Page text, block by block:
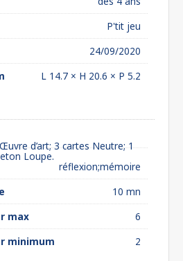
P'tit jeu
24/09/2020
L 14.7 × H 20.6 × P 5.2
d’art; 3 cartes Neutre; 1
Loupe.
réflexion;mémoire
10 mn
max
6
minimum
2